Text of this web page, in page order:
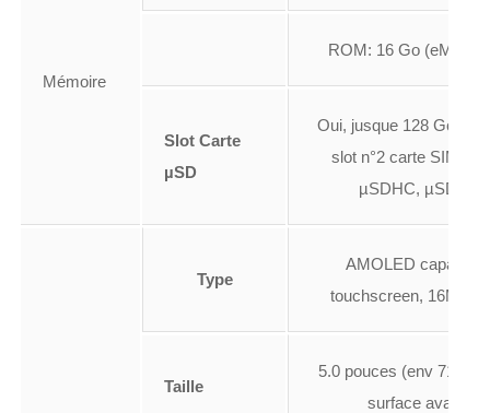
Mémoire
ROM: 16 Go (eMMC
Slot Carte
µSD
Oui, jusque 128 Go
slot n°2 carte SIM)
µSDHC, µSDXC
Type
AMOLED
touchscreen, 16M
Taille
5.0 pouces (env 71.3%
surface avant)